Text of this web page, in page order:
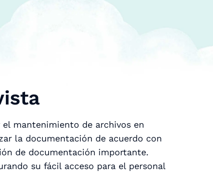
mantenimiento de archivos en
la documentación de acuerdo con
de documentación importante.
su fácil acceso para el personal